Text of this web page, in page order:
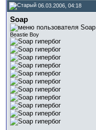
06.03.2006, 04:18
Soap
Beastie Boy